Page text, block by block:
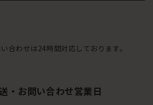
合わせは24時間対応しております。
・お問い合わせ営業日